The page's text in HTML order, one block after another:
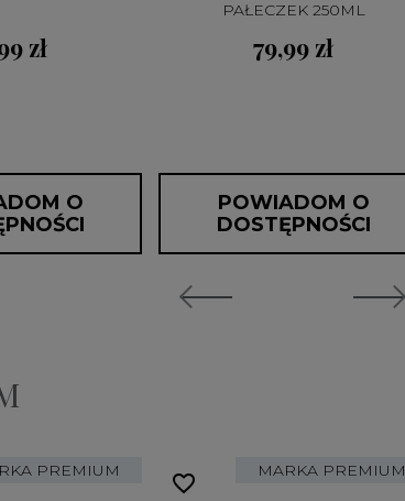
zł
O
PAŁECZEK 250ML
79,99 zł
POWIADOM O
DOSTĘPNOŚCI
PREMIUM MARKA PREMIUM
favorite_border